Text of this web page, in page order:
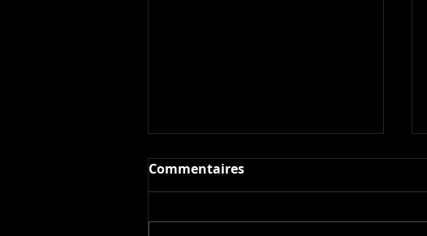
Commentaires